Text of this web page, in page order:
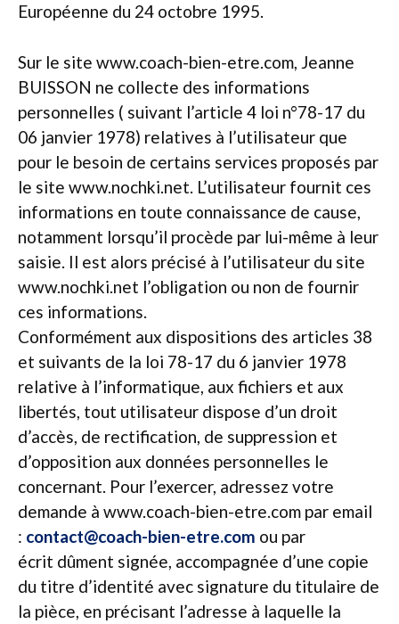
Européenne du 24 octobre 1995.
Sur le site www.coach-bien-etre.com, Jeanne
BUISSON ne collecte des informations
personnelles ( suivant l’article 4 loi n°78-17 du
06 janvier 1978) relatives à l’utilisateur que
pour le besoin de certains services proposés par
le site www.nochki.net. L’utilisateur fournit ces
informations en toute connaissance de cause,
notamment lorsqu’il procède par lui-même à leur
saisie. Il est alors précisé à l’utilisateur du site
www.nochki.net l’obligation ou non de fournir
ces informations.
Conformément aux dispositions des articles 38
et suivants de la loi 78-17 du 6 janvier 1978
relative à l’informatique, aux fichiers et aux
libertés, tout utilisateur dispose d’un droit
d’accès, de rectification, de suppression et
d’opposition aux données personnelles le
concernant. Pour l’exercer, adressez votre
demande à www.coach-bien-etre.com par email
: contact@coach-bien-etre.com ou par
écrit dûment signée, accompagnée d’une copie
du titre d’identité avec signature du titulaire de
la pièce, en précisant l’adresse à laquelle la